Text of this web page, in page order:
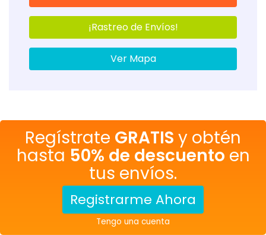
¡Rastreo de Envíos!
Ver Mapa
Regístrate GRATIS y obtén
hasta 50% de descuento en
tus envíos.
Registrarme Ahora
Tengo una cuenta